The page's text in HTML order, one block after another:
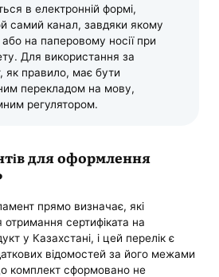
в електронній формі,
самий канал, завдяки якому
на паперовому носії при
Для використання за
як правило, має бути
перекладом на мову,
регулятором.
для оформлення
прямо визначає, які
отримання сертифіката на
у Казахстані, і цей перелік є
відомостей за його межами
комплект сформовано не